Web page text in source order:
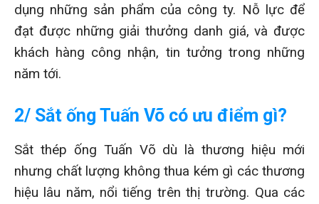
dụng những sản phẩm của công ty. Nỗ lực để
đạt được những giải thưởng danh giá, và được
khách hàng công nhận, tin tưởng trong những
năm tới.
2/ Sắt ống Tuấn Võ có ưu điểm gì?
Sắt thép ống Tuấn Võ dù là thương hiệu mới
nhưng chất lượng không thua kém gì các thương
hiệu lâu năm, nổi tiếng trên thị trường. Qua các